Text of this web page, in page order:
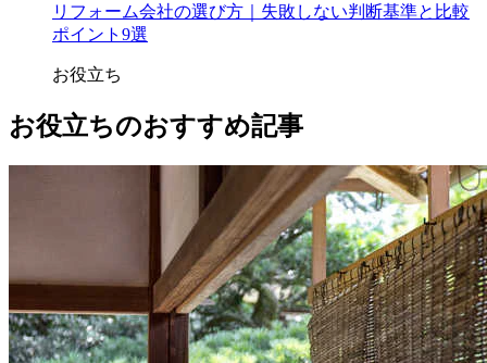
リフォーム会社の選び方｜失敗しない判断基準と比較
ポイント9選
お役立ち
お役立ちのおすすめ記事